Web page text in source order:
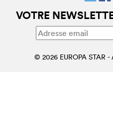
VOTRE
© 2026 EUROPA STAR -